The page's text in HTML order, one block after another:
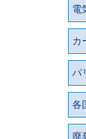
電
カ
パ
各
廃